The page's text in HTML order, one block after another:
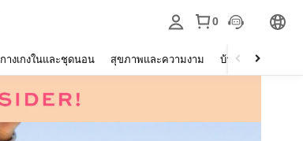
0
กางเกงในและชุดนอน สุขภาพและความงาม บ้านและที่อยู่อาศัย